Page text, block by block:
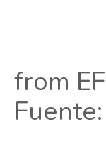
from
Fuente: